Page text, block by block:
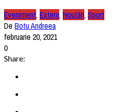
Eveniment, Extern, Noutăți, Sport
De Botu Andreea
februarie 20, 2021
0
Share: